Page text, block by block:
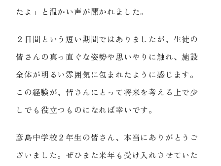
たよ」と温かい声が聞かれました。
２日間という短い期間ではありましたが、生徒の
皆さんの真っ直ぐな姿勢や思いやりに触れ、施設
全体が明るい雰囲気に包まれたように感じます。
この経験が、皆さんにとって将来を考える上で少
しでも役立つものになれば幸いです。
彦島中学校２年生の皆さん、本当にありがとうご
ざいました。ぜひまた来年も受け入れさせていた